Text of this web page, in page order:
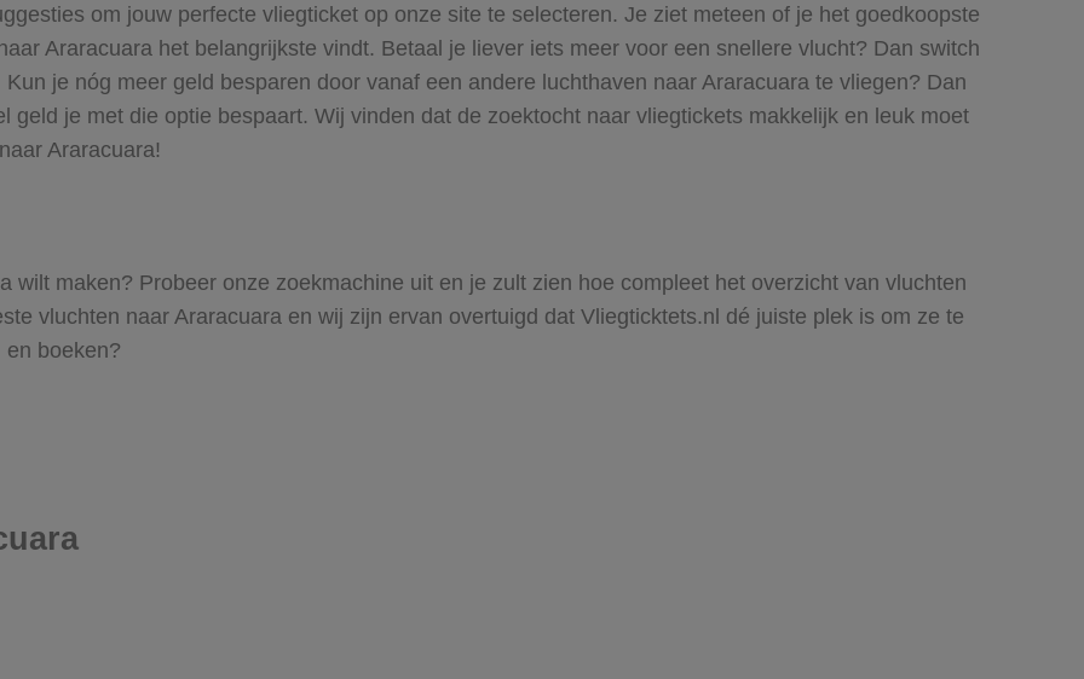
om jouw perfecte vliegticket op onze site te selecteren. Je ziet meteen of je het goedkoopste
Araracuara het belangrijkste vindt. Betaal je liever iets meer voor een snellere vlucht? Dan switch
je nóg meer geld besparen door vanaf een andere luchthaven naar Araracuara te vliegen? Dan
geld je met die optie bespaart. Wij vinden dat de zoektocht naar vliegtickets makkelijk en leuk moet
Araracuara!
wilt maken? Probeer onze zoekmachine uit en je zult zien hoe compleet het overzicht van vluchten
vluchten naar Araracuara en wij zijn ervan overtuigd dat Vliegticktets.nl dé juiste plek is om ze te
boeken?